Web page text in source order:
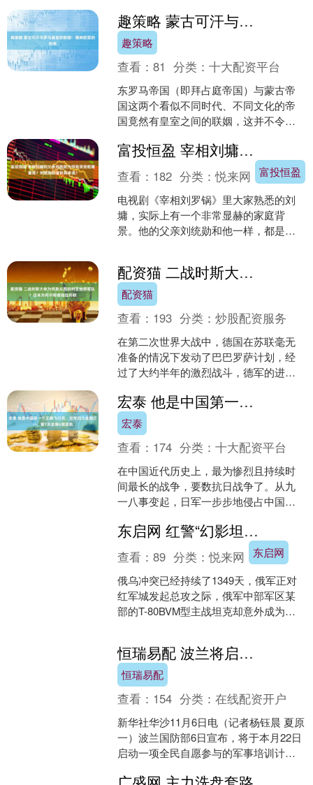
的领土已经成功收回。但令人....
趣策略 蒙古可汗与罗马皇室的联姻：横跨欧亚的和亲
趣策略
查看：81 分类：十大配资平台
东罗马帝国（即拜占庭帝国）与蒙古帝
国这两个看似不同时代、不同文化的帝
国竟然有皇室之间的联姻，这并不令人
杂，古代世界的国家之间的....
富投恒盈 宰相刘墉的父亲刘统勋为何能深受乾隆重用？刘统勋的官职有多高？
富投恒盈
查看： 182 分类：悦来网
电视剧《宰相刘罗锅》里大家熟悉的刘
墉，实际上有一个非常显赫的家庭背
景。他的父亲刘统勋和他一样，都是清
配资猫 二战时斯大林为何敢从西伯利亚抽调军队？日本为何不帮德拖住苏联
配资猫
查看： 193 分类：炒股配资服务
在第二次世界大战中，德国在苏联毫无
准备的情况下发动了巴巴罗萨计划，经
过了大约半年的激烈战斗，德军的进攻
寒天气的影响，再加上苏....宏泰 他是中国第一个王牌飞行员，空军四大金刚之一，曾7天击落6架敌机
宏泰
查看： 174 分类：十大配资平台
在中国近代历史上，最为惨烈且持续时
间最长的战争，要数抗日战争了。从九
一八事变起，日军一步步地侵占中国领
图在短短三个月内彻底灭掉....东启网 红警“幻影坦克”成真？俄军改装T
东启网
查看：89 分类：悦来网
俄乌冲突已经持续了1349天，俄军正对
红军城发起总攻之际，俄军中部军区某
部的T-80BVM型主战坦克却意外成为了
恒瑞易配 波兰将启动全民军事培训计划
恒瑞易配
查看： 154 分类：在线配资开户
新华社华沙11月6日电（记者杨钰晨 夏原
一）波兰国防部6日宣布，将于本月22日
启动一项全民自愿参与的军事培训计